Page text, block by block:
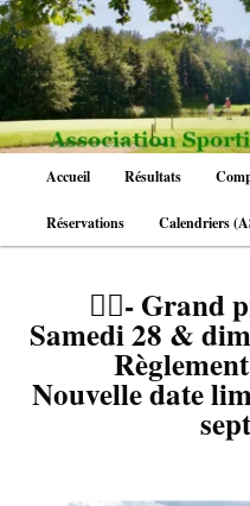
Aller
au
contenu
principal
Accueil Résultats
Réservations Calendriers
🏌️‍♂️- Grand
Samedi 28 &
Nouvelle date